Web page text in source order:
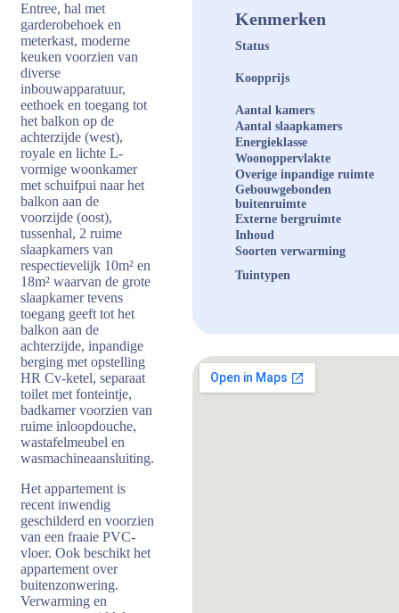
Entree, hal met
garderobehoek en
meterkast, moderne
keuken voorzien van
diverse
inbouwapparatuur,
eethoek en toegang tot
het balkon op de
achterzijde (west),
royale en lichte L-
vormige woonkamer
met schuifpui naar het
balkon aan de
voorzijde (oost),
tussenhal, 2 ruime
slaapkamers van
respectievelijk 10m² en
18m² waarvan de grote
slaapkamer tevens
toegang geeft tot het
balkon aan de
achterzijde, inpandige
berging met opstelling
HR Cv-ketel, separaat
toilet met fonteintje,
badkamer voorzien van
ruime inloopdouche,
wastafelmeubel en
wasmachineaansluiting.
Het appartement is
recent inwendig
geschilderd en voorzien
van een fraaie PVC-
vloer. Ook beschikt het
appartement over
buitenzonwering.
Verwarming en
Kenmerken
Status
Koopprijs
Aantal kamers
Aantal slaapkamers
Energieklasse
Woonoppervlakte
Overige inpandige ruimte
Gebouwgebonden
buitenruimte
Externe bergruimte
Inhoud
Soorten verwarming
Tuintypen